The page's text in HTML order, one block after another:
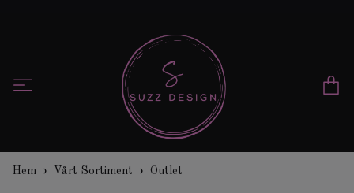
Hem Vårt Sortiment Outlet